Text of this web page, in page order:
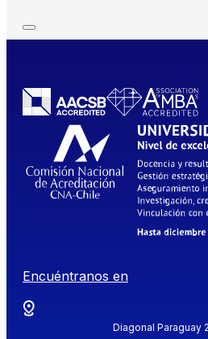
Encuéntranos en
Diagonal Paraguay